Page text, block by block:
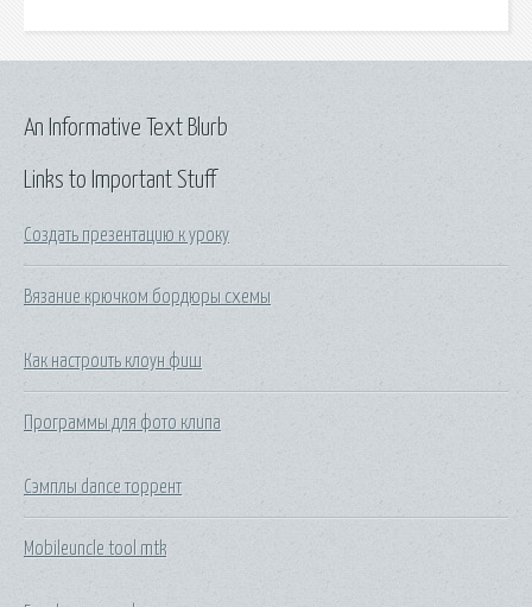
Links to Important Stuff
Создать презентацию к уроку
Вязание крючком бордюры схемы
Как настроить клоун фиш
Программы для фото клипа
Сэмплы dance торрент
Mobileuncle tool mtk
An Informative Text Blurb